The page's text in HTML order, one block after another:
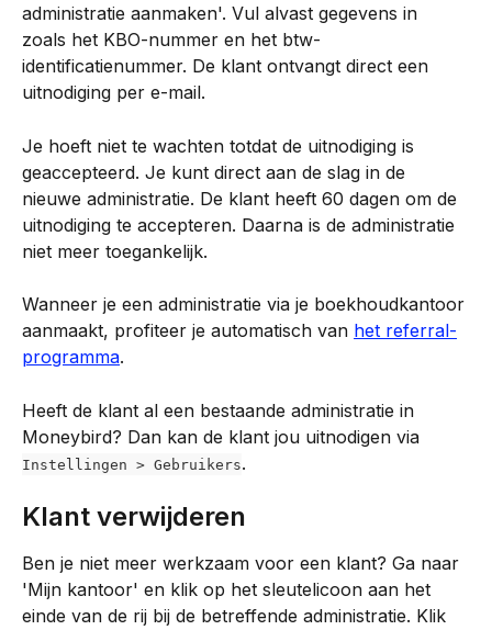
administratie aanmaken'. Vul alvast gegevens in
zoals het KBO-nummer en het btw-
identificatienummer. De klant ontvangt direct een
uitnodiging per e-mail.
Je hoeft niet te wachten totdat de uitnodiging is
geaccepteerd. Je kunt direct aan de slag in de
nieuwe administratie. De klant heeft 60 dagen om de
uitnodiging te accepteren. Daarna is de administratie
niet meer toegankelijk.
Wanneer je een administratie via je boekhoudkantoor
aanmaakt, profiteer je automatisch van het referral-
programma.
Heeft de klant al een bestaande administratie in
Moneybird? Dan kan de klant jou uitnodigen via
Instellingen > Gebruikers.
Klant verwijderen
Ben je niet meer werkzaam voor een klant? Ga naar
'Mijn kantoor' en klik op het sleutelicoon aan het
einde van de rij bij de betreffende administratie. Klik